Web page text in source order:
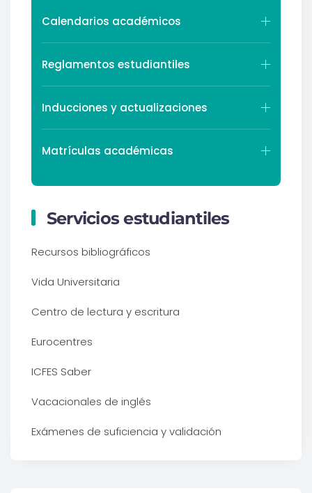
Calendarios académicos
Reglamentos estudiantiles
Inducciones y actualizaciones
Matrículas académicas
Servicios estudiantiles
Recursos bibliográficos
Vida Universitaria
Centro de lectura y escritura
Eurocentres
ICFES Saber
Vacacionales de inglés
Exámenes de suficiencia y validación